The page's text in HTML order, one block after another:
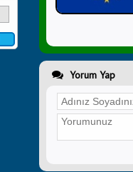
Yorum Yap